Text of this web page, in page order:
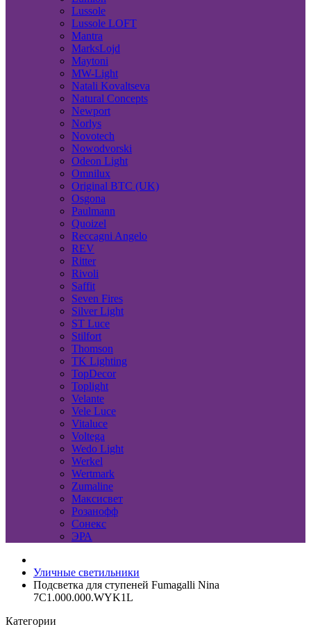
Lussole
Lussole LOFT
Mantra
MarksLojd
Maytoni
MW-Light
Natali Kovaltseva
Natural Concepts
Newport
Norlys
Novotech
Nowodvorski
Odeon Light
Omnilux
Original BTC (UK)
Osgona
Paulmann
Quoizel
Reccagni Angelo
REV
Ritter
Rivoli
Saffit
Seven Fires
Silver Light
ST Luce
Stilfort
Thomson
TK Lighting
TopDecor
Toplight
Velante
Vele Luce
Vitaluce
Voltega
Wedo Light
Werkel
Wertmark
Zumaline
Максисвет
Розанофф
Сонекс
ЭРА
Уличные светильники
Подсветка для ступеней Fumagalli Nina
7C1.000.000.WYK1L
Категории